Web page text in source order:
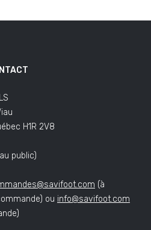
H1R 2V8
public)
(à
ou info@savifoot.com